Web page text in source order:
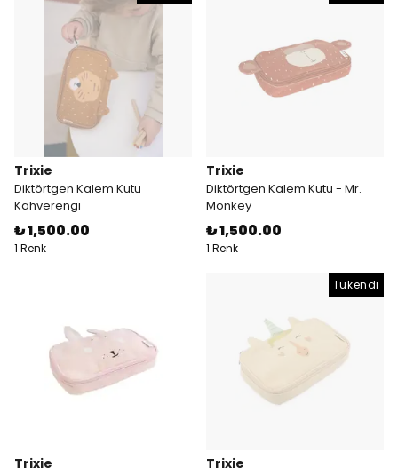
Trixie
Diktörtgen Kalem Kutu
Kahverengi
₺ 1,500.00
1 Renk
Trixie
Diktörtgen Kalem Kutu - Mr.
Monkey
₺ 1,500.00
1 Renk
Trixie
Tükendi
Trixie